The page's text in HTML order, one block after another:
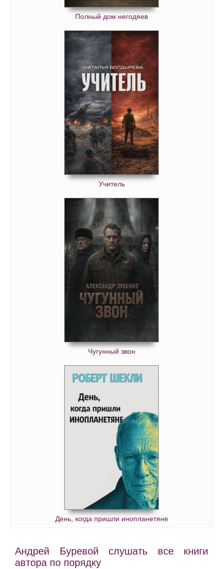
Полный дом негодяев
Учитель
Чугунный звон
День, когда пришли инопланетяне
Андрей Буревой слушать все книги
автора по порядку